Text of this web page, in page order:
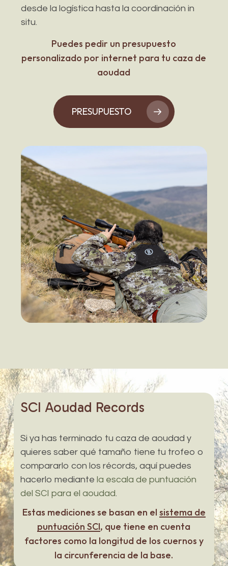
desde la logística hasta la coordinación in
situ.
Puedes pedir un presupuesto
personalizado por internet para tu caza de
aoudad
PRESUPUESTO
SCI Aoudad Records
Si ya has terminado tu caza de aoudad y
quieres saber qué tamaño tiene tu trofeo o
compararlo con los récords, aquí puedes
hacerlo mediante la escala de puntuación
del SCI para el aoudad.
Estas mediciones se basan en el sistema de
puntuación SCI, que tiene en cuenta
factores como la longitud de los cuernos y
la circunferencia de la base.